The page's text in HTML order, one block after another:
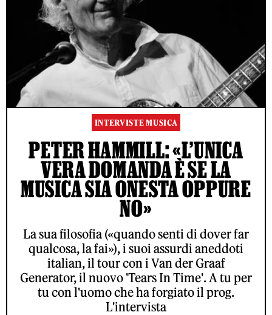
INTERVISTE MUSICA
PETER HAMMILL: «L’UNICA
VERA DOMANDA È SE LA
MUSICA SIA ONESTA OPPURE
NO»
La sua filosofia («quando senti di dover far
qualcosa, la fai»), i suoi assurdi aneddoti
italian, il tour con i Van der Graaf
Generator, il nuovo 'Tears In Time'. A tu per
tu con l'uomo che ha forgiato il prog.
L'intervista